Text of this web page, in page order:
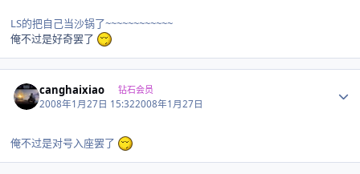
LS的把自己当沙锅了~~~~~~~~~~~~
俺不过是好奇罢了
canghaixiao 钻石会员
2008年1月27日 15:322008年1月27日
俺不过是对号入座罢了